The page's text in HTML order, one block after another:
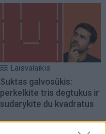
Laisvalaikis
Suktas galvosūkis:
perkelkite tris degtukus ir
sudarykite du kvadratus